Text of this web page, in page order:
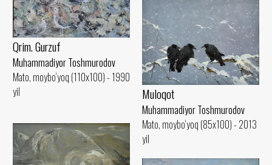
Qrim. Gurzuf
Muhammadiyor Toshmurodov
Mato, moybo‘yoq (110x100) - 1990
yil
Muloqot
Muhammadiyor Toshmurodov
Mato, moybo‘yoq (85x100) - 2013
yil